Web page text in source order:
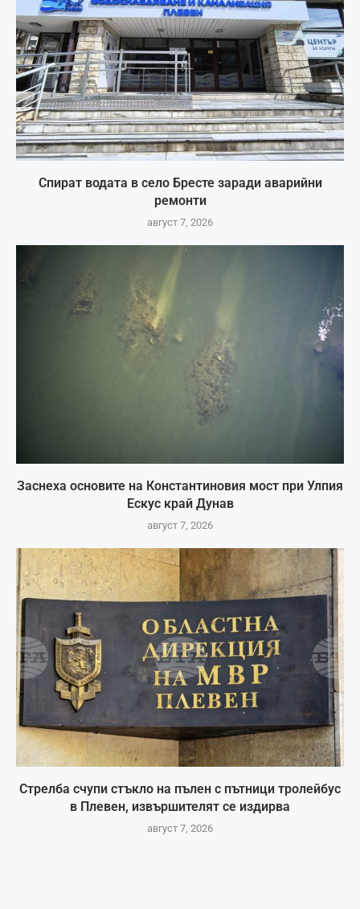
Спират водата в село Бресте заради аварийни
ремонти
август 7, 2026
Заснеха основите на Константиновия мост при Улпия
Ескус край Дунав
август 7, 2026
Стрелба счупи стъкло на пълен с пътници тролейбус
в Плевен, извършителят се издирва
август 7, 2026